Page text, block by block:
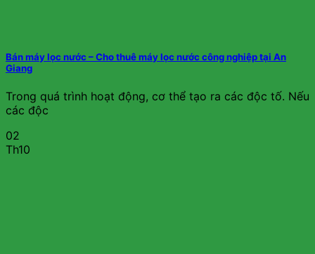
Bán máy lọc nước – Cho thuê máy lọc nước công nghiệp tại An
Giang
Trong quá trình hoạt động, cơ thể tạo ra các độc tố. Nếu
các độc
02
Th10